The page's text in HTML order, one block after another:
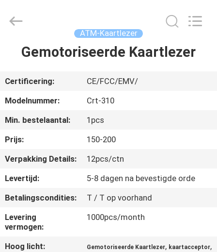
HUIS
PRODUCTEN
ONGEVEER
FABRIEKSREIS
KWALITEITSCONTROLE
CONTACTEER
ONS
Online
Market.
ATM-Kaartlezer
Gemotoriseerde Kaartlezer
Certificering:
CE/FCC/EMV/
Modelnummer:
Crt-310
Min. bestelaantal:
1pcs
Prijs:
150-200
Verpakking Details:
12pcs/ctn
Levertijd:
5-8 dagen na bevestigde orde
Betalingscondities:
T / T op voorhand
Levering
vermogen:
1000pcs/month
Hoog licht: Gemotoriseerde Kaartlezer, kaartacceptor,